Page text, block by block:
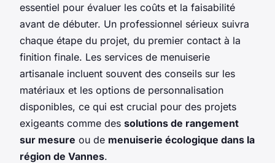
essentiel pour évaluer les coûts et la faisabilité
avant de débuter. Un professionnel sérieux suivra
chaque étape du projet, du premier contact à la
finition finale. Les services de menuiserie
artisanale incluent souvent des conseils sur les
matériaux et les options de personnalisation
disponibles, ce qui est crucial pour des projets
exigeants comme des solutions de rangement
sur mesure ou de menuiserie écologique dans la
région de Vannes.